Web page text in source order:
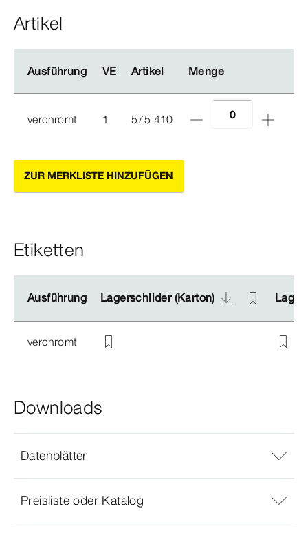
Artikel
Ausführung VE Artikel Menge
Ausführung VE Artikel Menge
verchromt 1 575 410
ZUR MERKLISTE HINZUFÜGEN
Etiketten
Ausführung Lagerschilder (Karton)
Ausführung Lagerschilder (Karton)
verchromt
Downloads
Datenblätter
Preisliste oder Katalog